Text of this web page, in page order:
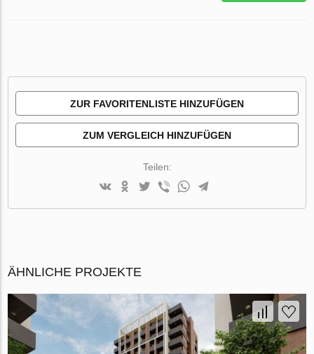
ZUR FAVORITENLISTE HINZUFÜGEN
ZUM VERGLEICH HINZUFÜGEN
Teilen:
ÄHNLICHE PROJEKTE